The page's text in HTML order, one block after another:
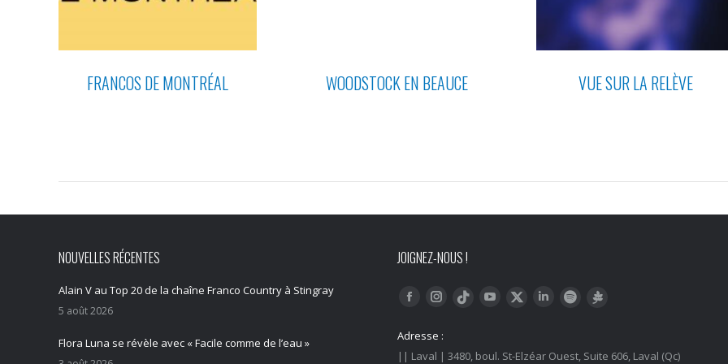
FRANCOS DE MONTRÉAL WOODSTOCK EN BEAUCE VUE SUR LA RELÈVE
NOUVELLES RÉCENTES
Alain V au Top 20 de la chaîne Franco Country à Stingray
5 août 2026
Flora Luna se révèle avec « Facile comme de l’eau »
JOIGNEZ-NOUS !
Trouvez nous sur :
FacebookInstagram
Tiktok YouTubeTwitter LinkedInSpotify
Adresse :
|| Laval | 3480, boul. St-Elzéar Ouest, Suite 606, Laval (Qc)